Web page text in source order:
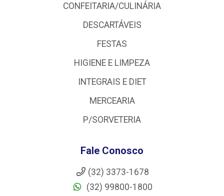
CONFEITARIA/CULINÁRIA
DESCARTÁVEIS
FESTAS
HIGIENE E LIMPEZA
INTEGRAIS E DIET
MERCEARIA
P/SORVETERIA
Fale Conosco
(32) 3373-1678
(32) 99800-1800